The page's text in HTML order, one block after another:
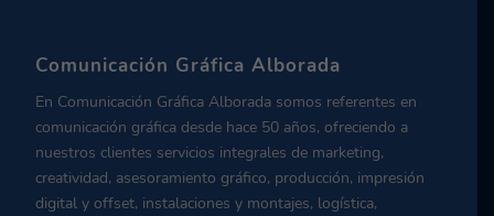
Comunicación Gráfica Alborada
En Comunicación Gráfica Alborada somos referentes en
comunicación gráfica desde hace 50 años, ofreciendo a
nuestros clientes servicios integrales de marketing,
creatividad, asesoramiento gráfico, producción, impresión
digital y offset, instalaciones y montajes, logística,